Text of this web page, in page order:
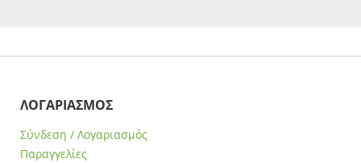
ΛΟΓΑΡΙΑΣΜΟΣ
Σύνδεση / Λογαριασμός
Παραγγελίες